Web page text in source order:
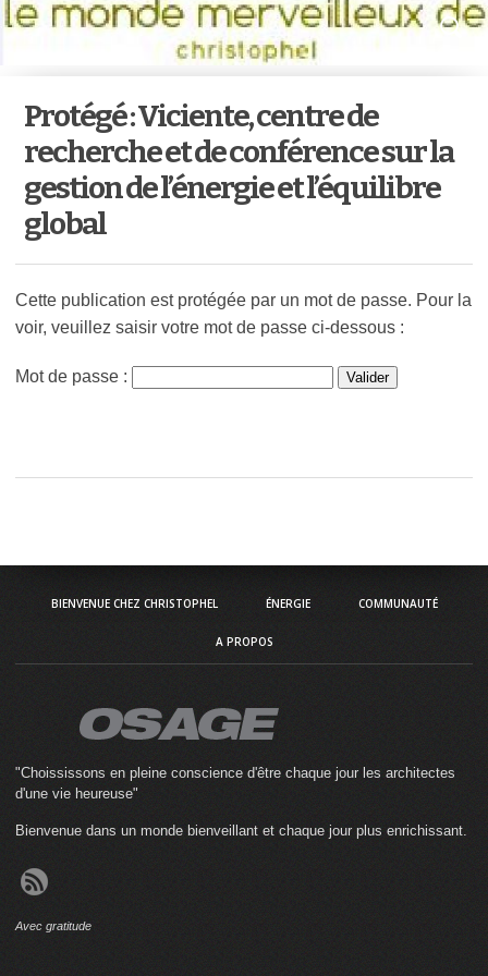
Protégé : Viciente, centre de
recherche et de conférence sur la
gestion de l’énergie et l’équilibre
global
Cette publication est protégée par un mot de passe. Pour la
voir, veuillez saisir votre mot de passe ci-dessous :
Mot de passe :
BIENVENUE CHEZ CHRISTOPHEL ÉNERGIE COMMUNAUTÉ
A PROPOS
"Choississons en pleine conscience d'être chaque jour les architectes
d'une vie heureuse"
Bienvenue dans un monde bienveillant et chaque jour plus enrichissant.
Avec gratitude